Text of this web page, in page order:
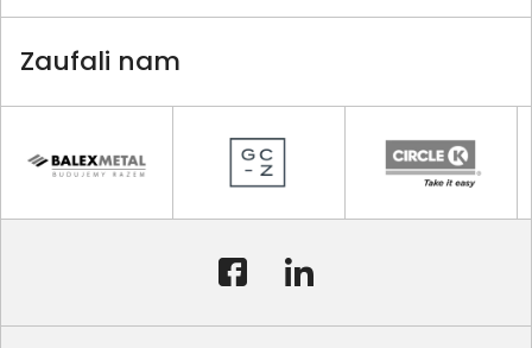
Zaufali nam